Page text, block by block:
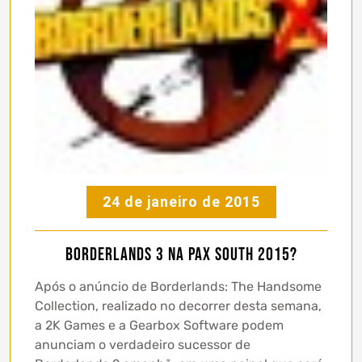
24 de janeiro de 2015
Borderlands 3 na PAX South 2015?
Após o anúncio de Borderlands: The Handsome
Collection, realizado no decorrer desta semana,
a 2K Games e a Gearbox Software podem
anunciam o verdadeiro sucessor de